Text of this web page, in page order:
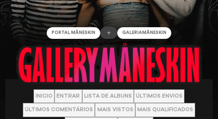
PORTAL MÅNESKIN + GALERIAMÅNESKIN
INICIO ENTRAR LISTA DE ALBUNS
ÚLTIMOS ENVIOS
ÚLTIMOS COMENTÁRIOS
MAIS VISTOS MAIS QUALIFICADOS